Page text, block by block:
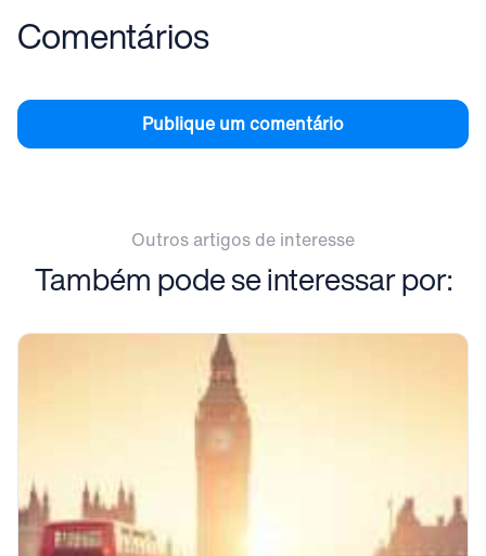
Comentários
Publique um comentário
Outros artigos de interesse
Também pode se interessar por: